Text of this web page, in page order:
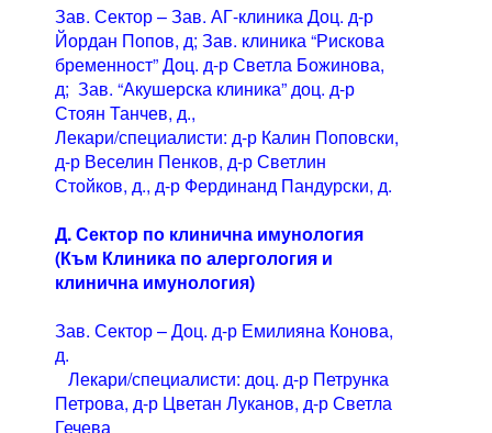
Зав. Сектор – Зав. АГ-клиника Доц. д-р
Йордан Попов, д; Зав. клиника “Рискова
бременност” Доц. д-р Светла Божинова,
д; Зав. “Акушерска клиника” доц. д-р
Стоян Танчев, д.,
Лекари/специалисти: д-р Калин Поповски,
д-р Веселин Пенков, д-р Светлин
Стойков, д., д-р Фердинанд Пандурски, д.
Д. Сектор по клинична имунология
(Към Клиника по алергология и
клинична имунология)
Зав. Сектор – Доц. д-р Емилияна Конова,
д.
Лекари/специалисти: доц. д-р Петрунка
Петрова, д-р Цветан Луканов, д-р Светла
Гечева